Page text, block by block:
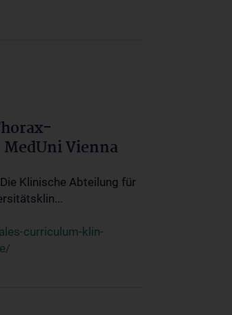
Vienna
Klinische Abteilung für
curriculum-klin-